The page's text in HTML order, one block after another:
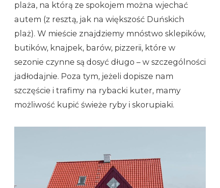
plaża, na którą ze spokojem można wjechać
autem (z resztą, jak na większość Duńskich
plaż). W mieście znajdziemy mnóstwo sklepików,
butików, knajpek, barów, pizzerii, które w
sezonie czynne są dosyć długo – w szczególności
jadłodajnie. Poza tym, jeżeli dopisze nam
szczęście i trafimy na rybacki kuter, mamy
możliwość kupić świeże ryby i skorupiaki.